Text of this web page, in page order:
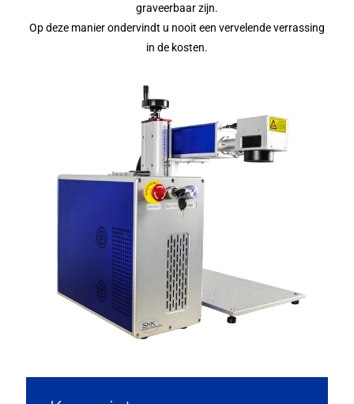
graveerbaar zijn.
Op deze manier ondervindt u nooit een vervelende verrassing
in de kosten.